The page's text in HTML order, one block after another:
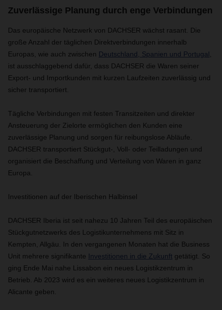
Zuverlässige Planung durch enge Verbindungen
Das europäische Netzwerk von DACHSER wächst rasant. Die
große Anzahl der täglichen Direktverbindungen innerhalb
Europas, wie auch zwischen Deutschland, Spanien und Portugal
ist ausschlaggebend dafür, dass DACHSER die Waren seiner
Export- und Importkunden mit kurzen Laufzeiten zuverlässig und
sicher transportiert.
Tägliche Verbindungen mit festen Transitzeiten und direkter
Ansteuerung der Zielorte ermöglichen den Kunden eine
zuverlässige Planung und sorgen für reibungslose Abläufe.
DACHSER transportiert Stückgut-, Voll- oder Teilladungen und
organisiert die Beschaffung und Verteilung von Waren in ganz
Europa.
Investitionen auf der Iberischen Halbinsel
DACHSER Iberia ist seit nahezu 10 Jahren Teil des europäischen
Stückgutnetzwerks des Logistikunternehmens mit Sitz in
Kempten, Allgäu. In den vergangenen Monaten hat die Business
Unit mehrere signifikante Investitionen in die Zukunft getätigt. So
ging Ende Mai nahe Lissabon ein neues Logistikzentrum in
Betrieb. Ab 2023 wird es ein weiteres neues Logistikzentrum in
Alicante geben.